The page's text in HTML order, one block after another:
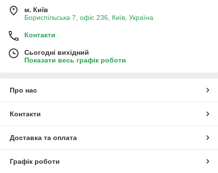
м. Київ
Бориспільська 7, офіс 236, Київ, Україна
Контакти
Сьогодні вихідний
Показати весь графік роботи
Про нас
Контакти
Доставка та оплата
Графік роботи